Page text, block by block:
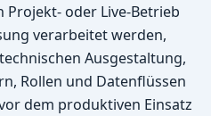
Projekt- oder Live-Betrieb
verarbeitet werden,
Ausgestaltung,
Rollen und Datenflüssen
dem produktiven Einsatz